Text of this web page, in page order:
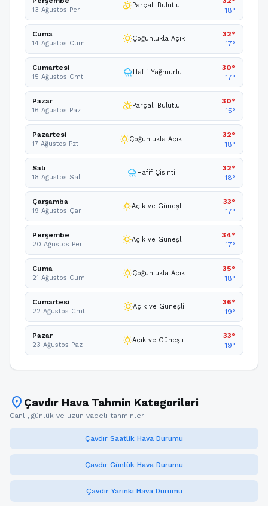
13 Ağustos Per partly_cloudy_dayParçalı Bulutlu
18°
Cuma
14 Ağustos Cum wb_sunnyÇoğunlukla Açık
32°
17°
Cumartesi
15 Ağustos Cmt rainyHafif Yağmurlu
30°
17°
Pazar
16 Ağustos Paz partly_cloudy_dayParçalı Bulutlu
30°
15°
Pazartesi
17 Ağustos Pzt wb_sunnyÇoğunlukla Açık
32°
18°
Salı
18 Ağustos Sal rainyHafif Çisinti
32°
18°
Çarşamba
19 Ağustos Çar wb_sunnyAçık ve Güneşli
33°
17°
Perşembe
20 Ağustos Per wb_sunnyAçık ve Güneşli
34°
17°
Cuma
21 Ağustos Cum wb_sunnyÇoğunlukla Açık
35°
18°
Cumartesi
22 Ağustos Cmt wb_sunnyAçık ve Güneşli
36°
19°
Pazar
23 Ağustos Paz wb_sunnyAçık ve Güneşli
33°
19°
location_on Çavdır Hava Tahmin Kategorileri
Canlı, günlük ve uzun vadeli tahminler
Çavdır Saatlik Hava Durumu
Çavdır Günlük Hava Durumu
Çavdır Yarınki Hava Durumu